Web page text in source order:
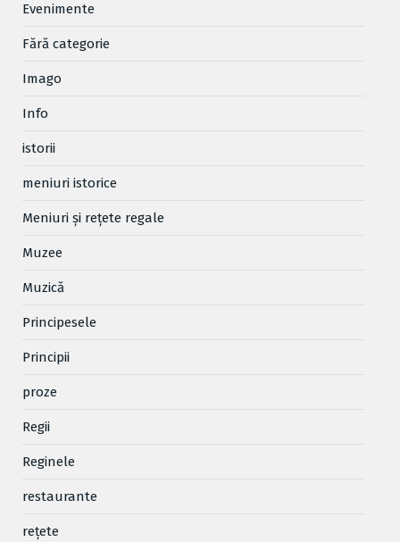
Evenimente
Fără categorie
Imago
Info
istorii
meniuri istorice
Meniuri și rețete regale
Muzee
Muzică
Principesele
Principii
proze
Regii
Reginele
restaurante
reţete